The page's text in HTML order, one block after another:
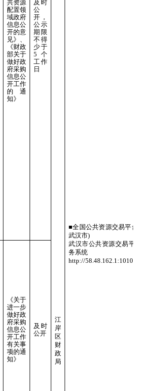
■全国公共资源交易平台(
武汉市)
武汉市公共资源交易平
务系统
http://58.48.162.1:10106/
共资源
配置领
域政府
信息公
开的意
见》、
《财政
部关于
做好政
府采购
信息公
开工作
的通
知》
及时
公
开，
公示
期限
不得
少于
5个
工作
日
江
岸
区
财
政
局
《关于
进一步
做好政
府采购
信息公
开工作
有关事
项的通
知》
及时
公开